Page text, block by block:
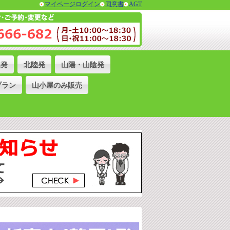
AGT
同意書
マイページログイン
北陸発 山陽・山陰発
ラン 山小屋のみ販売